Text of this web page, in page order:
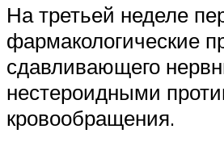
На третьей неделе
фармакологические
сдавливающего
нестероидными
кровообращения.